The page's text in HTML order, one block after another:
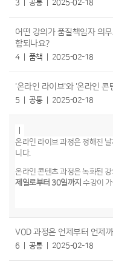
3 공통 2025-02-18
4 품책
어떤 강의가 품질책임자 의
함되나요?
2025-02-18
5 공통
'온라인 라이브'와 '온라인 콘
2025-02-18
온라인 라이브 과정은 정해진 날
니다.
온라인 콘텐츠 과정은 녹화된
제일로부터 30일까지 수강이
6 공통
VOD 과정은 언제부터 언제
2025-02-18